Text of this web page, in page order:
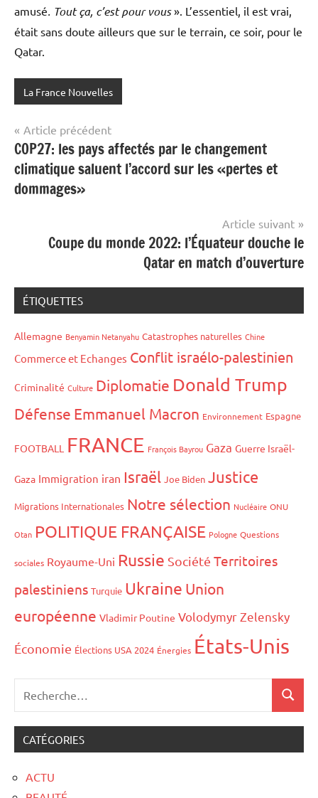
amusé. Tout ça, c’est pour vous». L’essentiel, il est vrai,
était sans doute ailleurs que sur le terrain, ce soir, pour le
Qatar.
La France Nouvelles
Navigation
de
l’article
Article précédent
COP27: les pays affectés par le changement
climatique saluent l’accord sur les «pertes et
dommages»
Article suivant
Coupe du monde 2022: l’Équateur douche le
Qatar en match d’ouverture
ÉTIQUETTES
Allemagne Benyamin Netanyahu Catastrophes naturelles Chine
Commerce et Echanges Conflit israélo-palestinien
Criminalité Culture Diplomatie Donald Trump
Défense Emmanuel Macron Environnement Espagne
FOOTBALL FRANCE François Bayrou Gaza Guerre Israël-
Gaza Immigration iran Israël Joe Biden Justice
Migrations Internationales Notre sélection Nucléaire ONU
Otan POLITIQUE FRANÇAISE Pologne Questions
sociales Royaume-Uni Russie Société Territoires
palestiniens Turquie Ukraine Union
européenne Vladimir Poutine Volodymyr Zelensky
Économie Élections USA 2024 Énergies États-Unis
CATÉGORIES
ACTU